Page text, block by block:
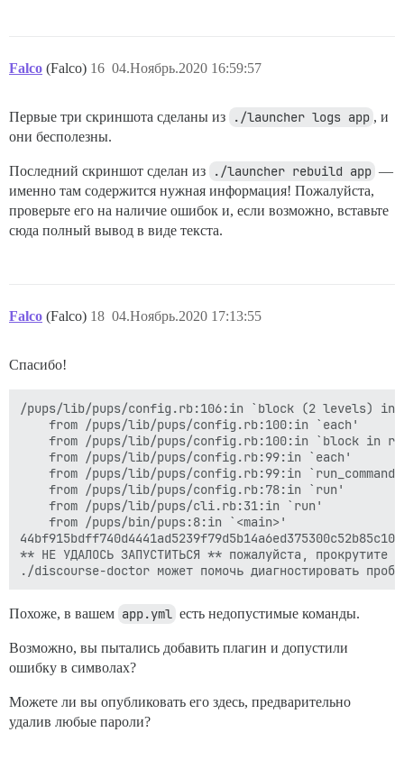
Falco (Falco) 04.Ноябрь.2020 16:59:57
16
Первые три скриншота сделаны из ./launcher logs app , и
они бесполезны.
Последний скриншот сделан из ./launcher rebuild app —
именно там содержится нужная информация! Пожалуйста,
проверьте его на наличие ошибок и, если возможно, вставьте
сюда полный вывод в виде текста.
Falco (Falco) 04.Ноябрь.2020 17:13:55
18
Спасибо!
/pups/lib/pups/config.rb:106:in `block (2 levels) in
** НЕ УДАЛОСЬ ЗАПУСТИТЬСЯ ** пожалуйста, прокрутите
Похоже, в вашем app.yml есть недопустимые команды.
Возможно, вы пытались добавить плагин и допустили
ошибку в символах?
Можете ли вы опубликовать его здесь, предварительно
удалив любые пароли?